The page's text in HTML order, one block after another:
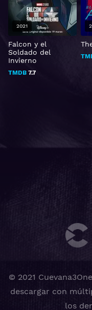
Falcon y el
Soldado del
Invierno
TMDB 7.7
2021
© 2021
descargar con
los